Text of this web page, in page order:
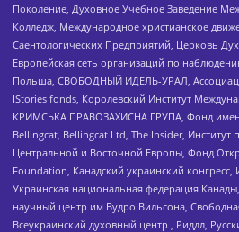
Поколение, Духовное Учебное Заведение
Колледж, Международное христианское
Саентологических Предприятий, Церковь
Европейская сеть организаций по
Польша, СВОБОДНЫЙ ИДЕЛЬ-УРАЛ,
IStories fonds, Королевский Институт
КРИМСЬКА ПРАВОЗАХИСНА ГРУПА, Фонд
Bellingcat, Bellingcat Ltd, The Insider,
Центральной и Восточной Европы, Фонд
Foundation, Канадский украинский конгресс,
Украинская национальная федерация
научный центр им Вудро Вильсона,
Всеукраинский духовный центр , Риддл,